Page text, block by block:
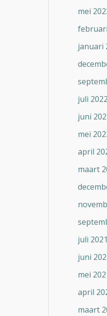
mei
januari
juli 2022
juni
mei
april
maart
juli 2021
juni
mei
april
maart